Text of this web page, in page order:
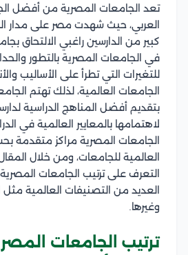
تعد الجامعات المصرية من أفضل
العربي، حيث شهدت مصر على مدار
كبير من الدارسين راغبي الالتحاق
في الجامعات المصرية بالتطور
للتغيرات التي تطرأ على الأساليب
الجامعات العالمية، لذلك تهتم
بتقديم أفضل المناهج الدراسية
لاهتمامها بالمعايير العالمية في
الجامعات المصرية مراكز متقدمة
العالمية للجامعات، ومن خلال
التعرف على ترتيب الجامعات
العديد من التصنيفات العالمية مثل
وغيرها.
ترتيب الجامعات